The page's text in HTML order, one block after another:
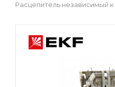
Расцепитель независимый